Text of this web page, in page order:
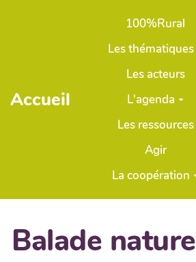
Aller au contenu principal
Accueil
100%Rural
Les thématiques
Les acteurs
L'agenda
Les ressources
Agir
La coopération
Balade nature